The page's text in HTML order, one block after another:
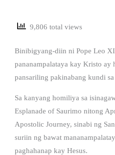
9,806 total views
Binibigyang-diin ni Pope Leo
pananampalataya kay Kristo ay
pansariling pakinabang kundi
Sa kanyang homiliya sa
Esplanade of Saurimo nitong
Apostolic Journey, sinabi ng
suriin ng bawat
paghahanap kay Hesus.